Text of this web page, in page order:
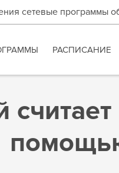
сетевые программы
РАСПИСАНИЕ